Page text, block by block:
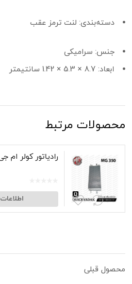
دسته‌بندی: لنت ترمز عقب
جنس: سرامیکی
ابعاد: 8.7 × 5.3 × 1.42 سانتیمتر
محصولات مرتبط
رادياتور کولر ام جی
محصول قبلی